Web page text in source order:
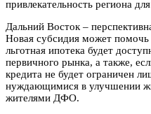
привлекательность региона
Дальний Восток –
Новая субсидия может помочь
льготная ипотека будет
первичного рынка, а также,
кредита не будет ограничен
нуждающимися в улучшении
жителями ДФО.